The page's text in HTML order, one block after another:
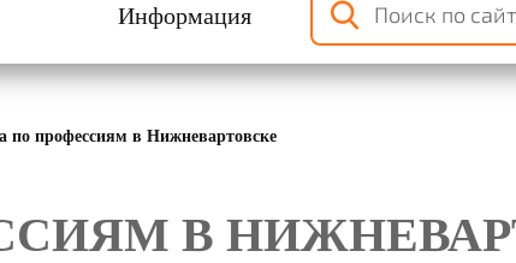
Информация
по профессиям в Нижневартовске
В